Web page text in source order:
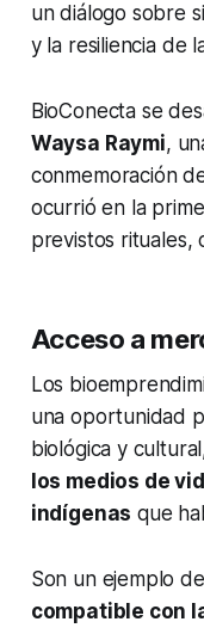
un diálogo sobre
y la resiliencia de
BioConecta se
Waysa Raymi,
conmemoración
ocurrió en la
previstos rituales,
Acceso a
Los
una oportunidad
biológica y
los medios de
indígenas que
Son un ejemplo
compatible con